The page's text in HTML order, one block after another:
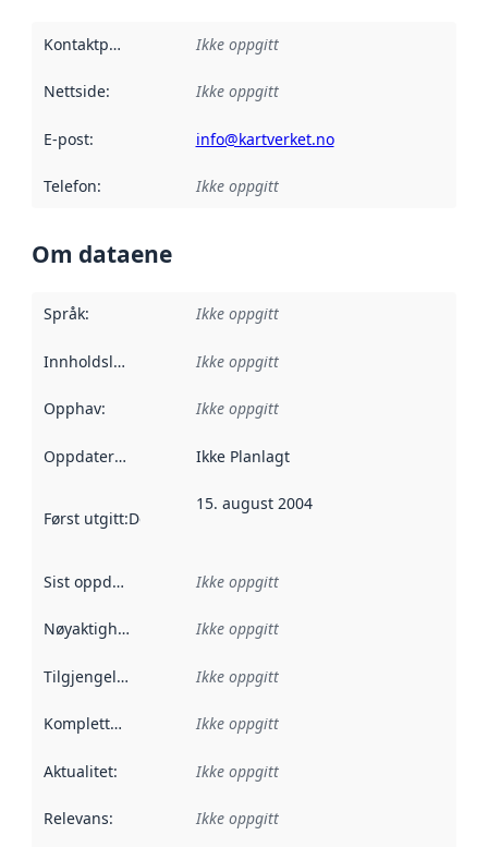
Kontaktpunkt Ikke oppgitt
Nettside: Ikke oppgitt
E-post: info@kartverket.no
Telefon: Ikke oppgitt
Om dataene
Språk: Ikke oppgitt
Innholdsleverandører :
Ikke oppgitt
Opphav: Ikke oppgitt
Oppdateringsfrekvens :
Ikke Planlagt
Først utgitt:Denne datoen sier når dataene i dette
15. august 2004
Sist oppdatert Ikke oppgitt
Nøyaktighet Ikke oppgitt
Tilgjengelighet Ikke oppgitt
Kompletthet Ikke oppgitt
Aktualitet: Ikke oppgitt
Relevans: Ikke oppgitt